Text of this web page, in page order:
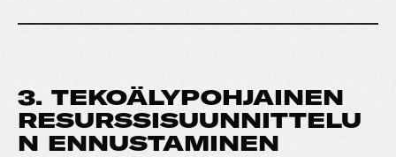
3. TEKOÄLYPOHJAINEN
RESURSSISUUNNITTELU
N ENNUSTAMINEN